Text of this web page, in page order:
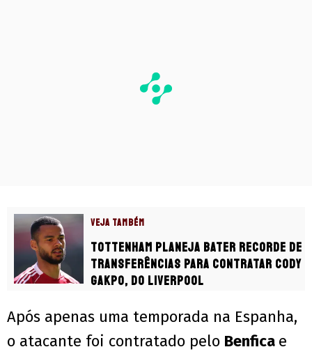
VEJA TAMBÉM
Tottenham planeja bater recorde de
transferências para contratar Cody
Gakpo, do Liverpool
Após apenas uma temporada na Espanha,
o atacante foi contratado pelo Benfica e